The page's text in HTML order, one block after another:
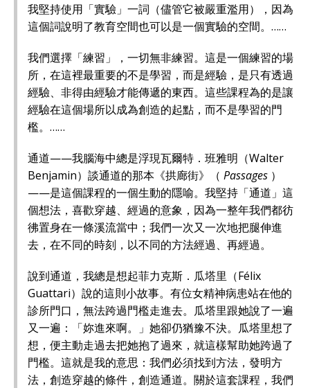
我堅持使用「實驗」一詞（儘管它被嚴重濫用），因為
這個詞說明了教育空間也可以是一個實驗的空間。……
我們選擇「練習」，一切無非練習。這是一個練習的場
所，在這裡最重要的不是學習，而是經驗，是只有透過
經驗、非得由經驗才能傳遞的東西。這些課程為的是讓
經驗在這個場所以成為創造的起點，而不是學習的門
檻。……
通道——我腦海中總是浮現瓦爾特．班雅明（Walter
Benjamin）談通道的那本《拱廊街》（ Passages ）
——是這個課程的一個生動的隱喻。我堅持「通道」這
個想法，喜歡穿越、經過的意象，因為一整年我們都彷
彿置身在一條溪流當中；我們一次又一次地把腿伸進
去，在不同的時刻，以不同的方法經過、再經過。
說到通道，我總是想起菲力克斯．瓜塔里（Félix
Guattari）說的這則小故事。有位女精神病患站在他的
診所門口，無法跨過門檻走進去。瓜塔里跟她說了一遍
又一遍：「妳進來啊。」她卻仍猶豫不決。瓜塔里想了
想，便主動走過去把她抱了過來，就這樣幫助她跨過了
門檻。這就是我的意思：我們必須找到方法，發明方
法，創造穿越的條件，創造通道。關於這套課程，我們